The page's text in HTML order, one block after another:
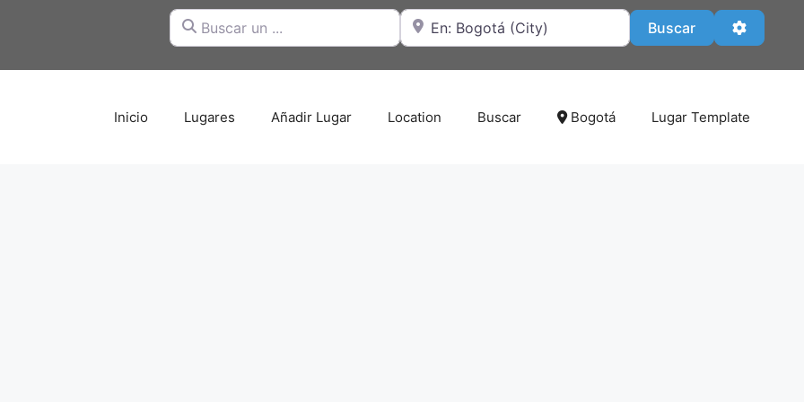
Buscar un ... Cerca de BuscarBuscar
Inicio Lugares Añadir Lugar Location Buscar Bogotá Lugar Template